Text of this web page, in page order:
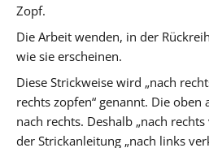
Zopf.
Die Arbeit wenden, in der
wie sie erscheinen.
Diese Strickweise wird „nach
rechts zopfen“ genannt. Die oben
nach rechts. Deshalb „nach
der Strickanleitung „nach links